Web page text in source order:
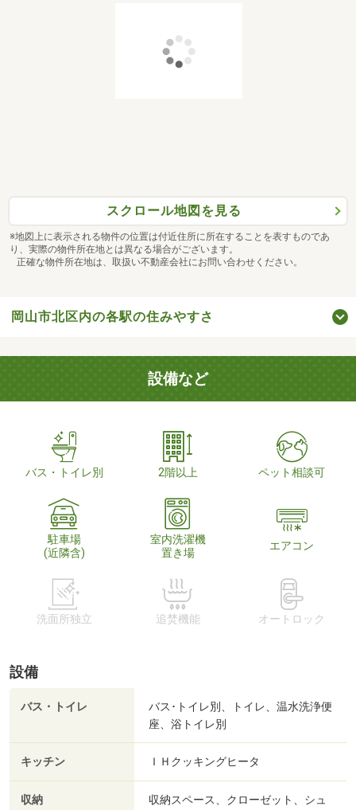
スクロール地図を見る
※地図上に表示される物件の位置は付近住所に所在することを表すものであ
り、実際の物件所在地とは異なる場合がございます。
正確な物件所在地は、取扱い不動産会社にお問い合わせください。
岡山市北区内の各駅の住みやすさ
設備など
バス・トイレ別 2階以上 ペット相談可
駐車場
(近隣含)
室内洗濯機
置き場
エアコン
洗面所独立 追焚機能 オートロック
設備
バス・トイレ
バス･トイレ別、トイレ、温水洗浄便
座、浴トイレ別
キッチン ＩＨクッキングヒータ
収納
収納スペース、クローゼット、シュ